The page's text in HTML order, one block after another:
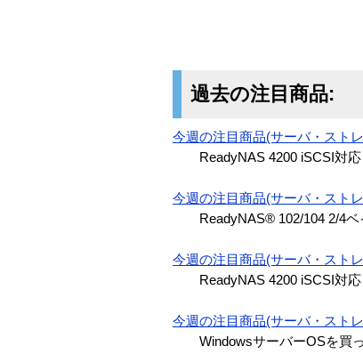
過去の注目商品:
今週の注目商品(サーバ・スト
ReadyNAS 4200 iSCSI対応
今週の注目商品(サーバ・スト
ReadyNAS® 102/104 2/4ベ
今週の注目商品(サーバ・スト
ReadyNAS 4200 iSCSI対応
今週の注目商品(サーバ・スト
WindowsサーバーOSを買っ